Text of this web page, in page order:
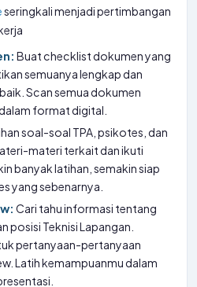
seringkali menjadi pertimbangan
Buat checklist dokumen yang
semuanya lengkap dan
Scan semua dokumen
format digital.
soal-soal TPA, psikotes, dan
materi terkait dan ikuti
banyak latihan, semakin siap
yang sebenarnya.
Cari tahu informasi tentang
posisi Teknisi Lapangan.
pertanyaan-pertanyaan
Latih kemampuanmu dalam